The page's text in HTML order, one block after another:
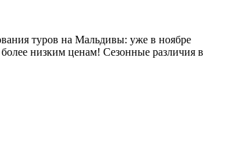
туров на Мальдивы: уже в ноябре
низким ценам! Сезонные различия в